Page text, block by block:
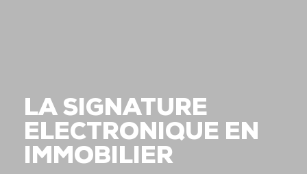
LA SIGNATURE
ELECTRONIQUE EN
IMMOBILIER